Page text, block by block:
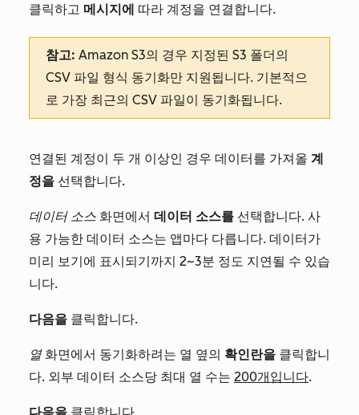
클릭하고 메시지에 따라 계정을 연결합니다.
참고: Amazon S3의 경우 지정된 S3 폴더의
CSV 파일 형식 동기화만 지원됩니다. 기본적으
로 가장 최근의 CSV 파일이 동기화됩니다.
연결된 계정이 두 개 이상인 경우 데이터를 가져올 계
정을 선택합니다.
데이터 소스 화면에서 데이터 소스를 선택합니다. 사
용 가능한 데이터 소스는 앱마다 다릅니다. 데이터가
미리 보기에 표시되기까지 2~3분 정도 지연될 수 있습
니다.
다음을 클릭합니다.
열화면에서 동기화하려는 열 옆의 확인란을 클릭합니
다. 외부 데이터 소스당 최대 열 수는 200개입니다.